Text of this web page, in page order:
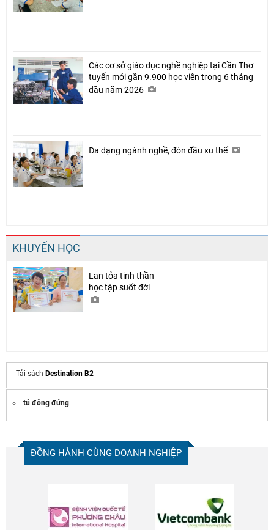
Các cơ sở giáo dục nghề nghiệp tại Cần Thơ
tuyển mới gần 9.900 học viên trong 6 tháng
đầu năm 2026
Đa dạng ngành nghề, đón đầu xu thế
KHUYẾN HỌC
Lan tỏa tinh thần
học tập suốt đời
Tải sách Destination B2
tủ đông đứng
ĐỒNG HÀNH CÙNG DOANH NGHIỆP